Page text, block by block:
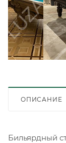
ОПИСАНИЕ
Бильярдный